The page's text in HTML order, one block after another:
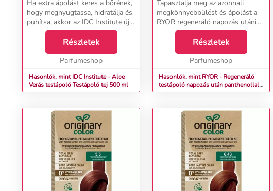
Ha extra ápolást keres a bőrének,
hogy megnyugtassa, hidratálja és
puhítsa, akkor az IDC Institute új
vegán testápolója Aloe verával
Önnek való. Ez a krém tele van
természetes összetevőkkel,
amelyek b...
Részletek
Parfumeshop
Hasonlók, mint IDC Institute - Aloe
Verás testápoló Testápoló tej 500 ml
Tapasztalja meg az azonnali
megkönnyebbülést és ápolást a
RYOR regeneráló napozás utáni
testápolóval, panthenollal. Ez a
testápoló mélyen hidratálja,
nyugtatja és táplálja a napozásnak
kitett bőrt, mi...
Részletek
Parfumeshop
Hasonlók, mint RYOR - Regeneráló
testápoló napozás után panthenollal
Testápoló tej 200 ml